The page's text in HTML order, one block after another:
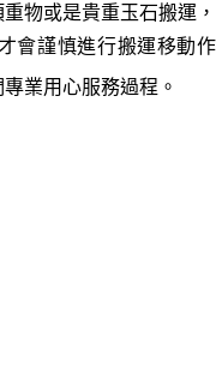
物或是貴重玉石搬運，
會謹慎進行搬運移動作
業用心服務過程。